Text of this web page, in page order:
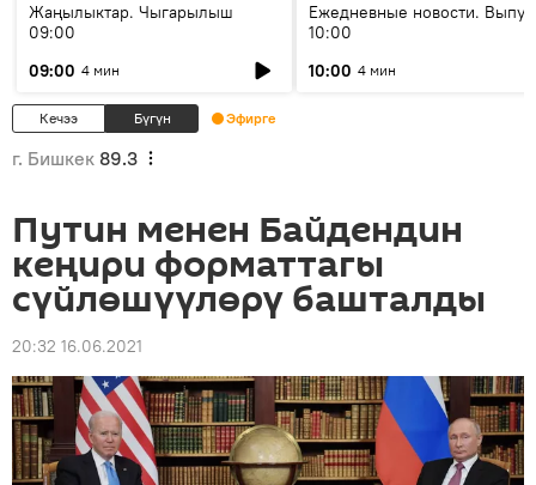
Жаңылыктар. Чыгарылыш
09:00
09:00 4 мин
Ежедневные новости.
10:00
10:00 4 мин
Кечээ Бүгүн Эфирге
г. Бишкек 89.3
Путин менен Байдендин
кеңири форматтагы
сүйлөшүүлөрү башталды
20:32 16.06.2021